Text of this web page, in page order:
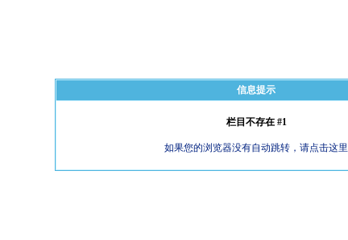
信息提示
栏目不存在 #1
如果您的浏览器没有自动跳转，请点击这里